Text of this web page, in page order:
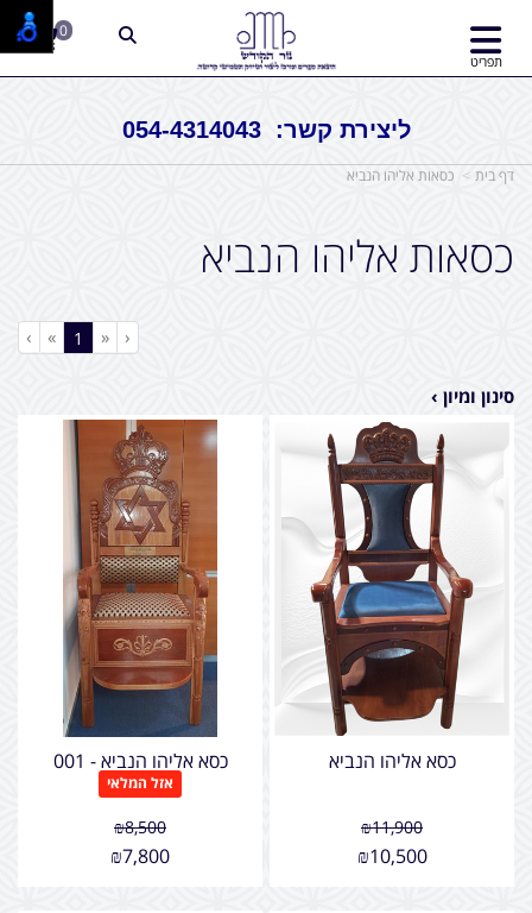
ליצירת קשר: 054-4314043
תפריט
0
דף בית כסאות אליהו הנביא
כסאות אליהו הנביא
‹
«
1
»
›
סינון ומיון ›
כסא אליהו הנביא
₪11,900
₪10,500
כסא אליהו הנביא - 001
אזל המלאי
₪8,500
₪7,800